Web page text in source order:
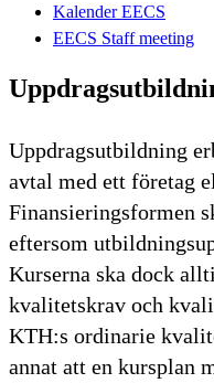
Kalender EECS
EECS Staff meeting
Uppdragsutbildning
avtal med ett företag
Finansieringsformen
eftersom
Kurserna ska dock
kvalitetskrav och
KTH:s ordinarie
annat att en kursplan